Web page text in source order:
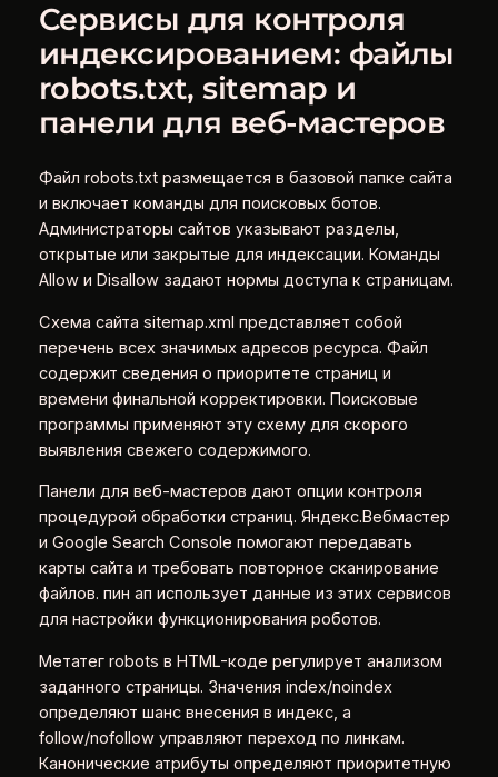
Сервисы для контроля
индексированием: файлы
robots.txt, sitemap и
панели для веб‑мастеров
Файл robots.txt размещается в базовой папке сайта
и включает команды для поисковых ботов.
Администраторы сайтов указывают разделы,
открытые или закрытые для индексации. Команды
Allow и Disallow задают нормы доступа к страницам.
Схема сайта sitemap.xml представляет собой
перечень всех значимых адресов ресурса. Файл
содержит сведения о приоритете страниц и
времени финальной корректировки. Поисковые
программы применяют эту схему для скорого
выявления свежего содержимого.
Панели для веб-мастеров дают опции контроля
процедурой обработки страниц. Яндекс.Вебмастер
и Google Search Console помогают передавать
карты сайта и требовать повторное сканирование
файлов. пин ап использует данные из этих сервисов
для настройки функционирования роботов.
Метатег robots в HTML-коде регулирует анализом
заданного страницы. Значения index/noindex
определяют шанс внесения в индекс, а
follow/nofollow управляют переход по линкам.
Канонические атрибуты определяют приоритетную